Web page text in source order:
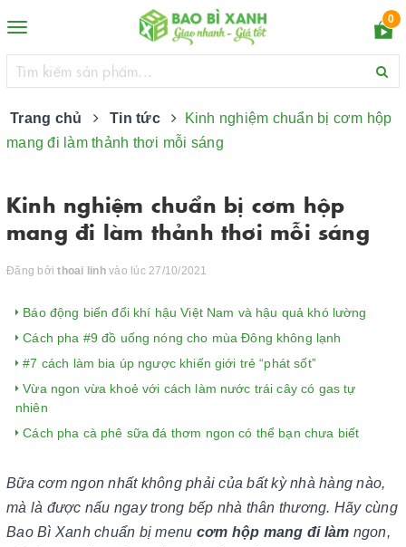
Toggle
navigation
0
Trang chủ Tin tức
Kinh nghiệm chuẩn bị cơm hộp
mang đi làm thảnh thơi mỗi sáng
Kinh nghiệm chuẩn bị cơm hộp
mang đi làm thảnh thơi mỗi sáng
Đăng bởithoai linhvào lúc 27/10/2021
Báo động biến đổi khí hậu Việt Nam và hậu quả khó lường
Cách pha #9 đồ uống nóng cho mùa Đông không lạnh
#7 cách làm bia úp ngược khiến giới trẻ “phát sốt”
Vừa ngon vừa khoẻ với cách làm nước trái cây có gas tự
nhiên
Cách pha cà phê sữa đá thơm ngon có thể bạn chưa biết
Bữa cơm ngon nhất không phải của bất kỳ nhà hàng nào,
mà là được nấu ngay trong bếp nhà thân thương. Hãy cùng
Bao Bì Xanh chuẩn bị menu cơm hộp mang đi làm ngon,